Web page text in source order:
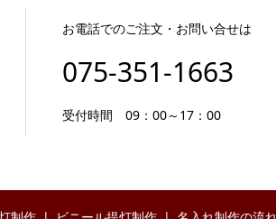
お電話でのご注文・お問い合せは
075-351-1663
受付時間 09：00～17：00